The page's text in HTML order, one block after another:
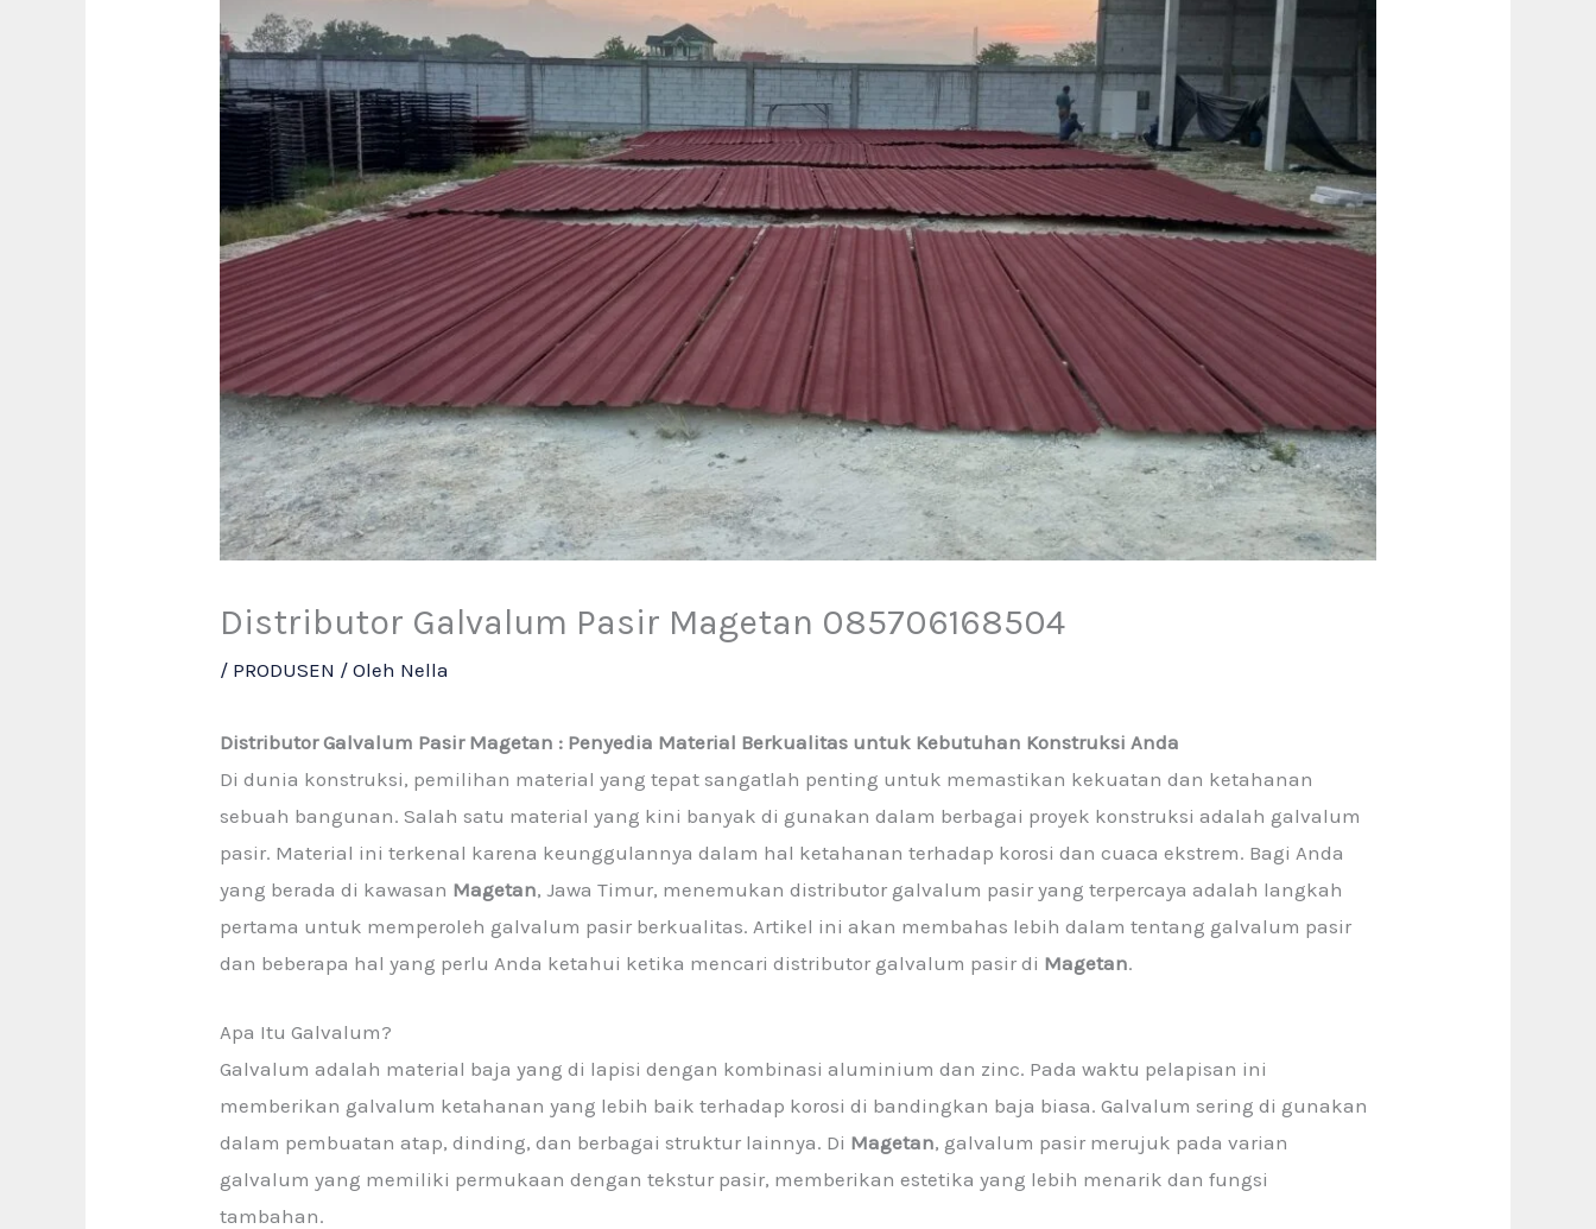
Distributor Galvalum Pasir Magetan 085706168504
/ PRODUSEN / Oleh Nella
Distributor Galvalum Pasir Magetan : Penyedia Material Berkualitas untuk Kebutuhan Konstruksi Anda
Di dunia konstruksi, pemilihan material yang tepat sangatlah penting untuk memastikan kekuatan dan ketahanan
sebuah bangunan. Salah satu material yang kini banyak di gunakan dalam berbagai proyek konstruksi adalah galvalum
pasir. Material ini terkenal karena keunggulannya dalam hal ketahanan terhadap korosi dan cuaca ekstrem. Bagi Anda
yang berada di kawasan Magetan, Jawa Timur, menemukan distributor galvalum pasir yang terpercaya adalah langkah
pertama untuk memperoleh galvalum pasir berkualitas. Artikel ini akan membahas lebih dalam tentang galvalum pasir
dan beberapa hal yang perlu Anda ketahui ketika mencari distributor galvalum pasir di Magetan.
Apa Itu Galvalum?
Galvalum adalah material baja yang di lapisi dengan kombinasi aluminium dan zinc. Pada waktu pelapisan ini
memberikan galvalum ketahanan yang lebih baik terhadap korosi di bandingkan baja biasa. Galvalum sering di gunakan
dalam pembuatan atap, dinding, dan berbagai struktur lainnya. Di Magetan, galvalum pasir merujuk pada varian
galvalum yang memiliki permukaan dengan tekstur pasir, memberikan estetika yang lebih menarik dan fungsi
tambahan.